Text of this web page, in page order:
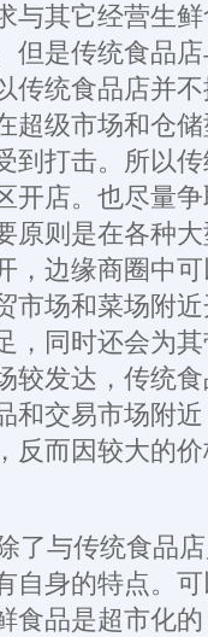
与其它经营生
但是传统食品
传统食品店并
超级市场和仓
到打击。所以
开店。也尽量
原则是在各种
，边缘商圈中
市场和菜场附
，同时还会为
较发达，传统
和交易市场附
反而因较大的
了与传统食品
自身的特点。
食品是超市化